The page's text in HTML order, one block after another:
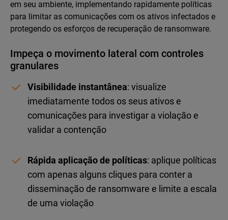
em seu ambiente, implementando rapidamente políticas
para limitar as comunicações com os ativos infectados e
protegendo os esforços de recuperação de ransomware.
Impeça o movimento lateral com controles
granulares
Visibilidade instantânea: visualize
imediatamente todos os seus ativos e
comunicações para investigar a violação e
validar a contenção
Rápida aplicação de políticas: aplique políticas
com apenas alguns cliques para conter a
disseminação de ransomware e limite a escala
de uma violação